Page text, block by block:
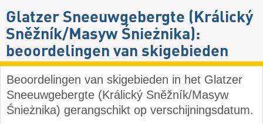
Glatzer Sneeuwgebergte (Králický
Sněžník/​Masyw Śnieżnika):
beoordelingen van skigebieden
Beoordelingen van skigebieden in het Glatzer
Sneeuwgebergte (Králický Sněžník/​Masyw
Śnieżnika) gerangschikt op verschijningsdatum.